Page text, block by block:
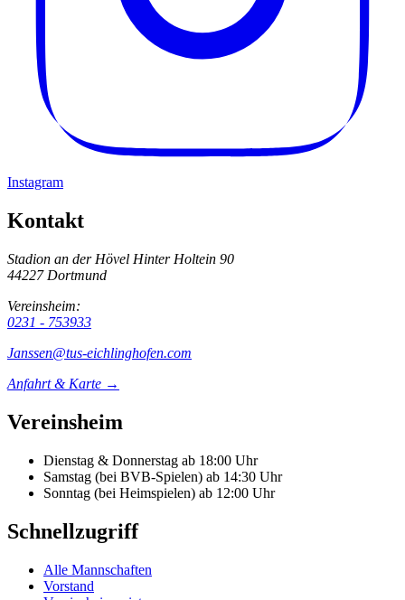
Instagram
Kontakt
Stadion an der Hövel Hinter Holtein 90
44227 Dortmund
Vereinsheim:
0231 - 753933
Janssen@tus-eichlinghofen.com
Anfahrt & Karte →
Vereinsheim
Dienstag & Donnerstag ab 18:00 Uhr
Samstag (bei BVB-Spielen) ab 14:30 Uhr
Sonntag (bei Heimspielen) ab 12:00 Uhr
Schnellzugriff
Alle Mannschaften
Vorstand